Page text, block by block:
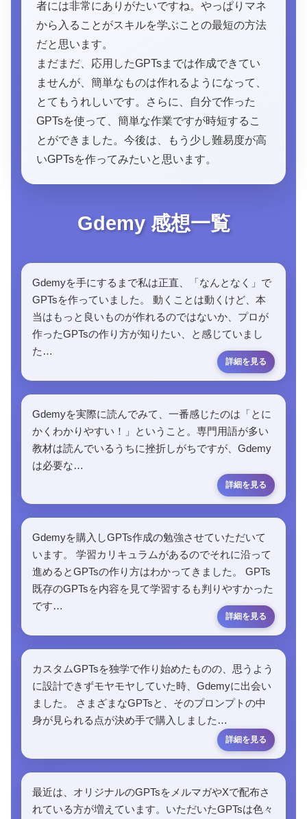
者には非常にありがたいですね。やっぱりマネ
から入ることがスキルを学ぶことの最短の方法
だと思います。
まだまだ、応用したGPTsまでは作成できてい
ませんが、簡単なものは作れるようになって、
とてもうれしいです。さらに、自分で作った
GPTsを使って、簡単な作業ですが時短するこ
とができました。今後は、もう少し難易度が高
いGPTsを作ってみたいと思います。
Gdemy 感想一覧
Gdemyを手にするまで私は正直、「なんとなく」で
GPTsを作っていました。 動くことは動くけど、本
当はもっと良いものが作れるのではないか、プロが
作ったGPTsの作り方が知りたい、と感じていまし
た…
Gdemyを実際に読んでみて、一番感じたのは「とに
かくわかりやすい！」ということ。専門用語が多い
教材は読んでいるうちに挫折しがちですが、Gdemy
は必要な…
Gdemyを購入しGPTs作成の勉強させていただいて
います。 学習カリキュラムがあるのでそれに沿って
進めるとGPTsの作り方はわかってきました。 GPTs
既存のGPTsを内容を見て学習するも判りやすかった
です…
カスタムGPTsを独学で作り始めたものの、思うよう
に設計できずモヤモヤしていた時、Gdemyに出会い
ました。 さまざまなGPTsと、そのプロンプトの中
身が見られる点が決め手で購入しました…
最近は、オリジナルのGPTsをメルマガやXで配布さ
れている方が増えています。いただいたGPTsは色々